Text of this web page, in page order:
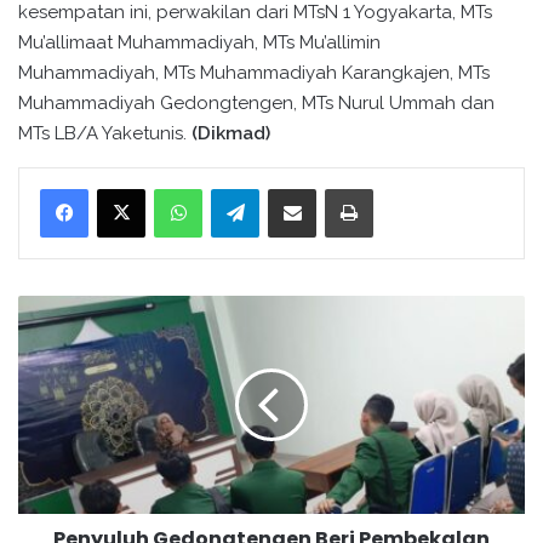
kesempatan ini, perwakilan dari MTsN 1 Yogyakarta, MTs
Mu’allimaat Muhammadiyah, MTs Mu’allimin
Muhammadiyah, MTs Muhammadiyah Karangkajen, MTs
Muhammadiyah Gedongtengen, MTs Nurul Ummah dan
MTs LB/A Yaketunis. (Dikmad)
WhatsApp Telegram
P
e
n
u
l
u
h
G